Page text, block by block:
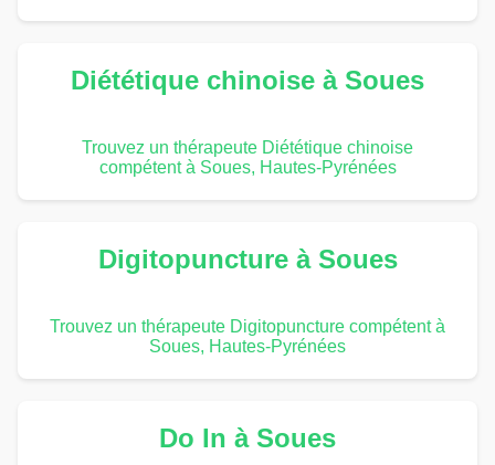
Diététique chinoise à Soues
Trouvez un thérapeute Diététique chinoise
compétent à Soues, Hautes-Pyrénées
Digitopuncture à Soues
Trouvez un thérapeute Digitopuncture compétent à
Soues, Hautes-Pyrénées
Do In à Soues